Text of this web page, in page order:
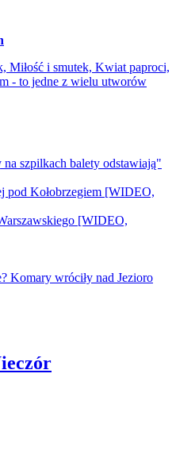
Miłość i smutek, Kwiat paproci,
- to jedne z wielu utworów
szpilkach balety odstawiają"
pod Kołobrzegiem [WIDEO,
[WIDEO,
Komary wróciły nad Jezioro